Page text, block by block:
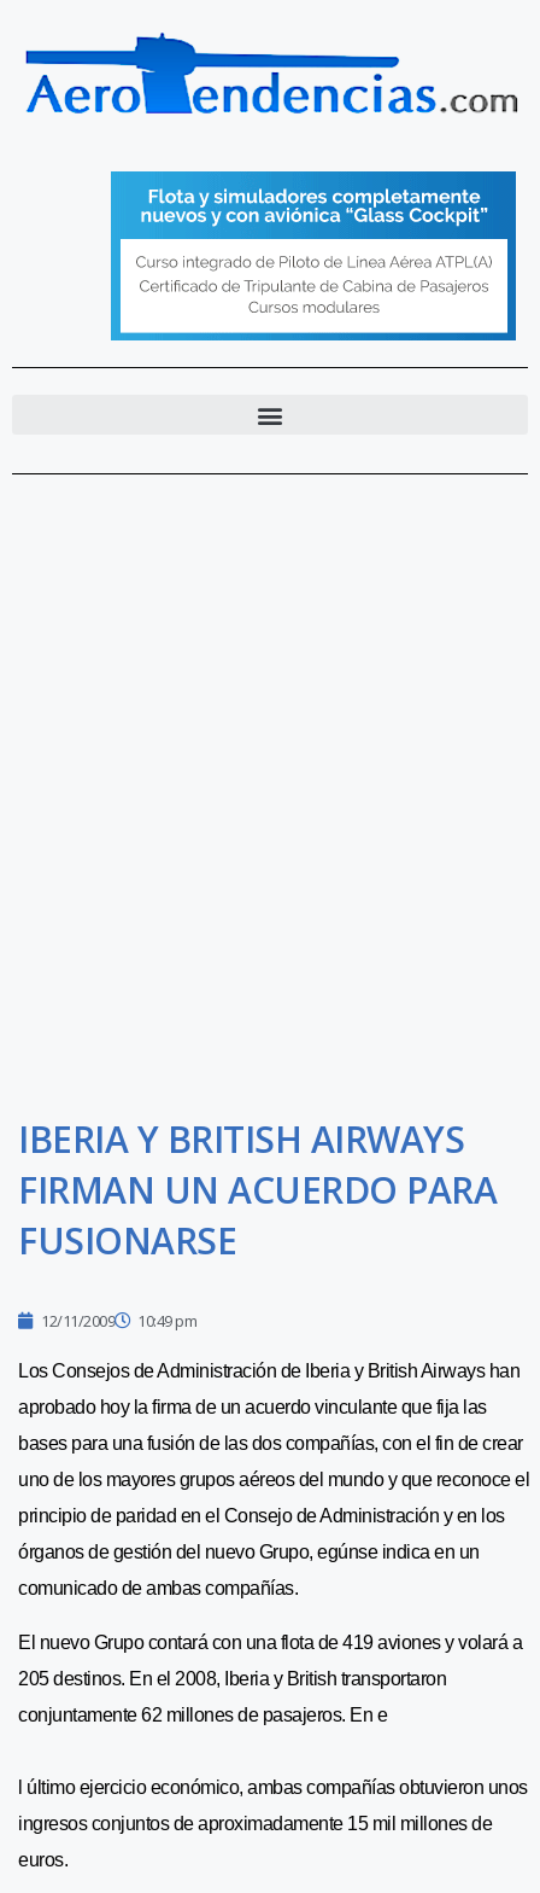
IBERIA Y BRITISH AIRWAYS
FIRMAN UN ACUERDO PARA
FUSIONARSE
12/11/2009 10:49 pm
Los Consejos de Administración de Iberia y British Airways han
aprobado hoy la firma de un acuerdo vinculante que fija las
bases para una fusión de las dos compañías, con el fin de crear
uno de los mayores grupos aéreos del mundo y que reconoce el
principio de paridad en el Consejo de Administración y en los
órganos de gestión del nuevo Grupo, egúnse indica en un
comunicado de ambas compañías.
El nuevo Grupo contará con una flota de 419 aviones y volará a
205 destinos. En el 2008, Iberia y British transportaron
conjuntamente 62 millones de pasajeros. En e
l último ejercicio económico, ambas compañías obtuvieron unos
ingresos conjuntos de aproximadamente 15 mil millones de
euros.